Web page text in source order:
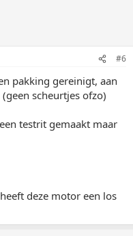
#6
pakking gereinigt, aan
scheurtjes ofzo)
testrit gemaakt maar
deze motor een los